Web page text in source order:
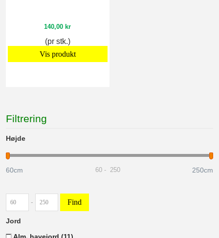
140,00 kr
(pr stk.)
Vis produkt
Filtrering
Højde
60cm 250cm
60- 250
- Find
Jord